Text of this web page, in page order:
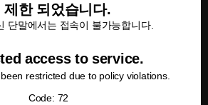
제한 되었습니다.
단말에서는 접속이 불가능합니다.
access to service.
restricted due to policy violations.
Code: 72